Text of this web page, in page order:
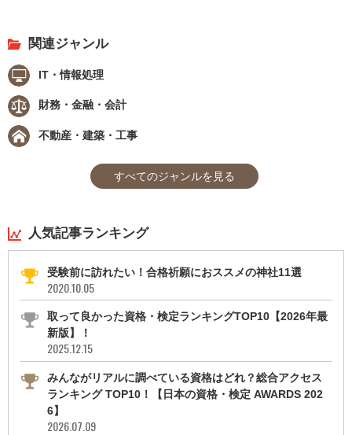
関連ジャンル
IT・情報処理
財務・金融・会計
不動産・建築・工事
すべてのジャンルを見る
人気記事ランキング
受験前に訪れたい！合格祈願におススメの神社11選
2020.10.05
取って良かった資格・検定ランキングTOP10【2026年最
新版】！
2025.12.15
みんながリアルに調べている資格はどれ？総合アクセス
ランキング TOP10！【日本の資格・検定 AWARDS 202
6】
2026.07.09